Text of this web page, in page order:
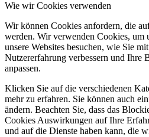
Wie wir Cookies verwenden
Wir können Cookies anfordern, die
werden. Wir verwenden Cookies, um
unsere Websites besuchen, wie Sie
Nutzererfahrung verbessern und Ihre
anpassen.
Klicken Sie auf die verschiedenen
mehr zu erfahren. Sie können auch
ändern. Beachten Sie, dass das
Cookies Auswirkungen auf Ihre
und auf die Dienste haben kann, die